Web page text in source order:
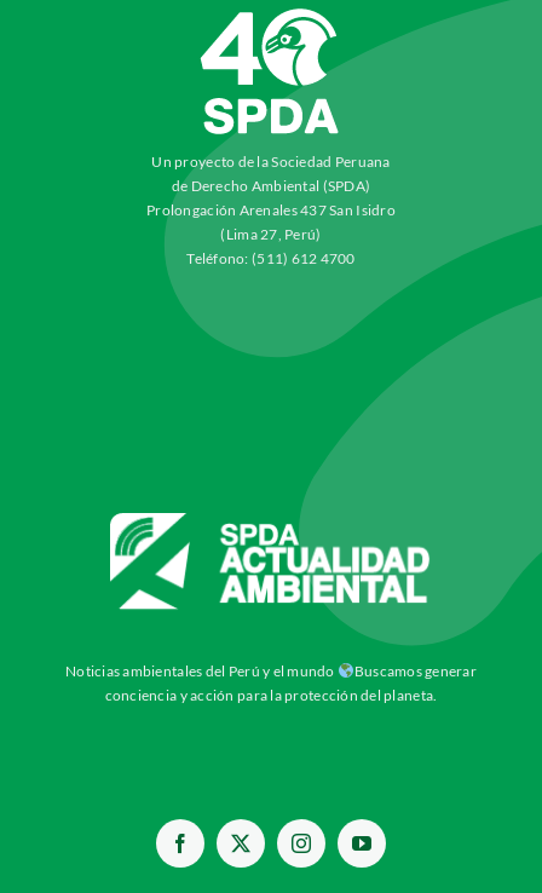
Un proyecto de la Sociedad Peruana
de Derecho Ambiental (SPDA)
Prolongación Arenales 437 San Isidro
(Lima 27, Perú)
Teléfono: (511) 612 4700
Noticias ambientales del Perú y el mundo
Buscamos generar
conciencia y acción para la protección del planeta.